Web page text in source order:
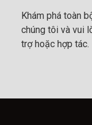
Khám phá toàn
chúng tôi và vui
trợ hoặc hợp tác.